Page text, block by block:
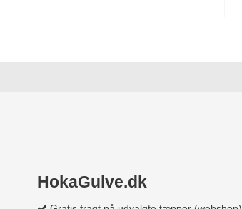
HokaGulve.dk